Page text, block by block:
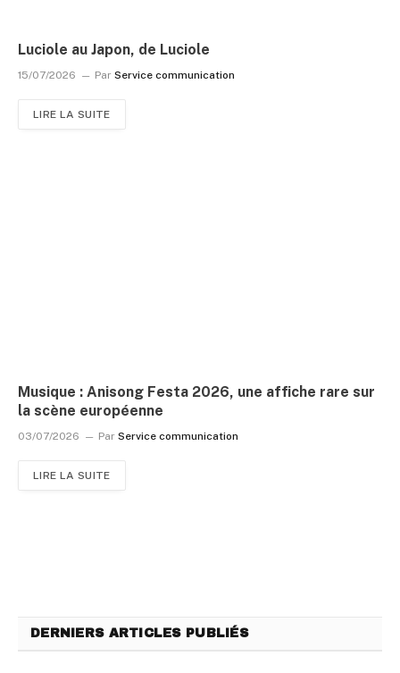
Luciole au Japon, de Luciole
15/07/2026 Par Service communication
LIRE LA SUITE
Musique : Anisong Festa 2026, une affiche rare sur
la scène européenne
03/07/2026 Par Service communication
LIRE LA SUITE
DERNIERS ARTICLES PUBLIÉS